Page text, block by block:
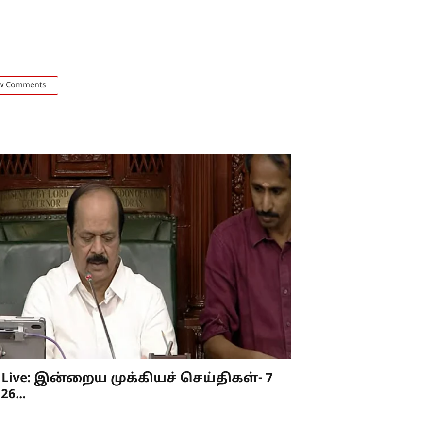
Comments
Live: இன்றைய முக்கியச் செய்திகள்- 7